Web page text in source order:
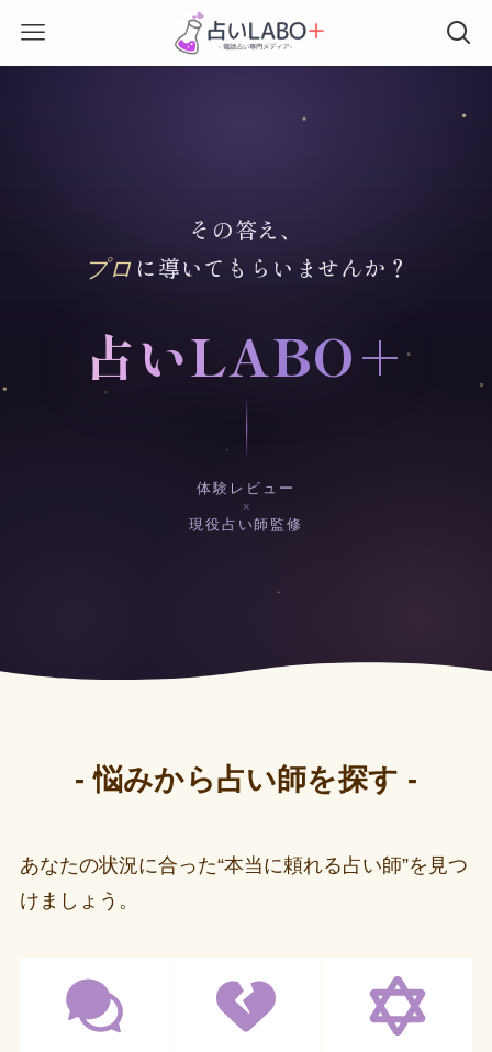
その答え、
プロ に導いてもらいませんか？
占いLABO＋
体験レビュー
×
現役占い師監修
- 悩みから占い師を探す -
あなたの状況に合った“本当に頼れる占い師”を見つ
けましょう。